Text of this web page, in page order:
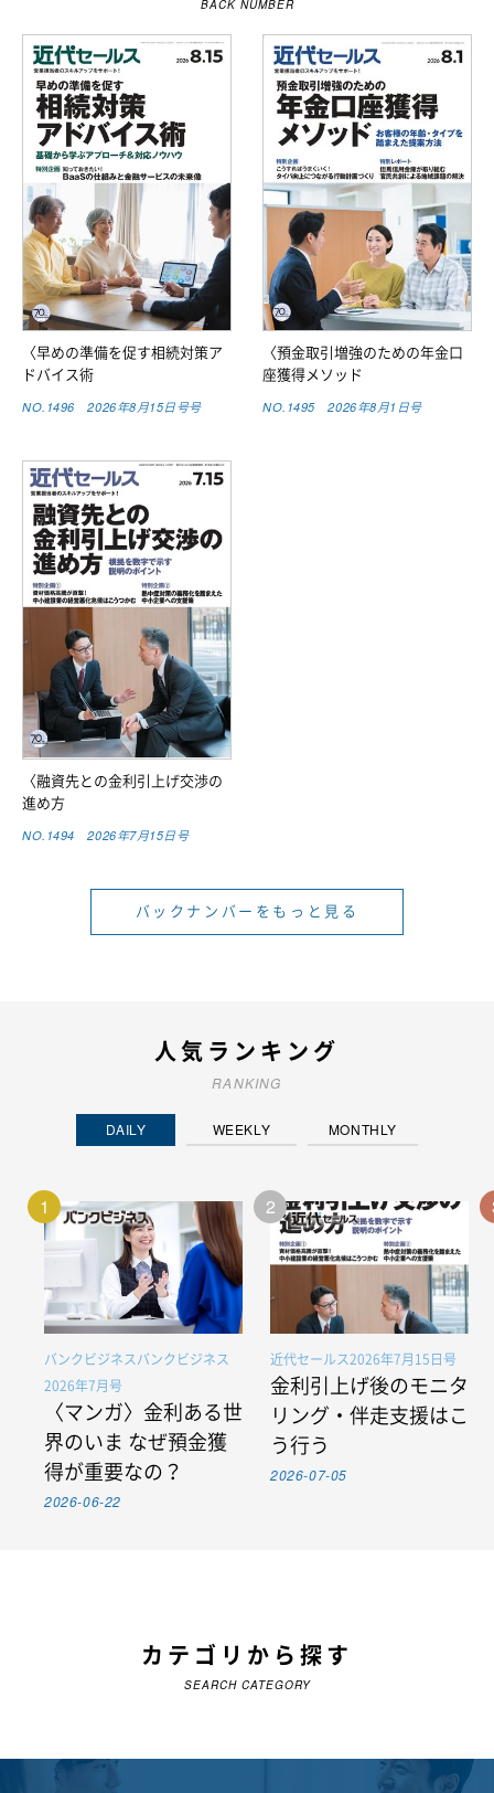
BACK NUMBER
〈早めの準備を促す相続対策ア
ドバイス術
NO.1496 2026年8月15日号号
〈預金取引増強のための年金口
座獲得メソッド
NO.1495 2026年8月1日号
〈融資先との金利引上げ交渉の
進め方
NO.1494 2026年7月15日号
バックナンバーをもっと見る
人気ランキング
RANKING
DAILY WEEKLY MONTHLY
1
バンクビジネスバンクビジネス
2026年7月号
〈マンガ〉金利ある世
界のいま なぜ預金獲
得が重要なの？
2026-06-22
2
近代セールス2026年7月15日号
金利引上げ後のモニタ
リング・伴走支援はこ
う行う
2026-07-05
カテゴリから探す
SEARCH CATEGORY